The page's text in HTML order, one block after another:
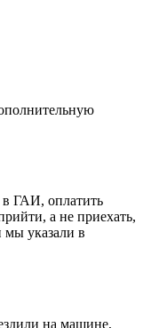
в ГАИ, оплатить
а не приехать,
мы указали в
на машине,